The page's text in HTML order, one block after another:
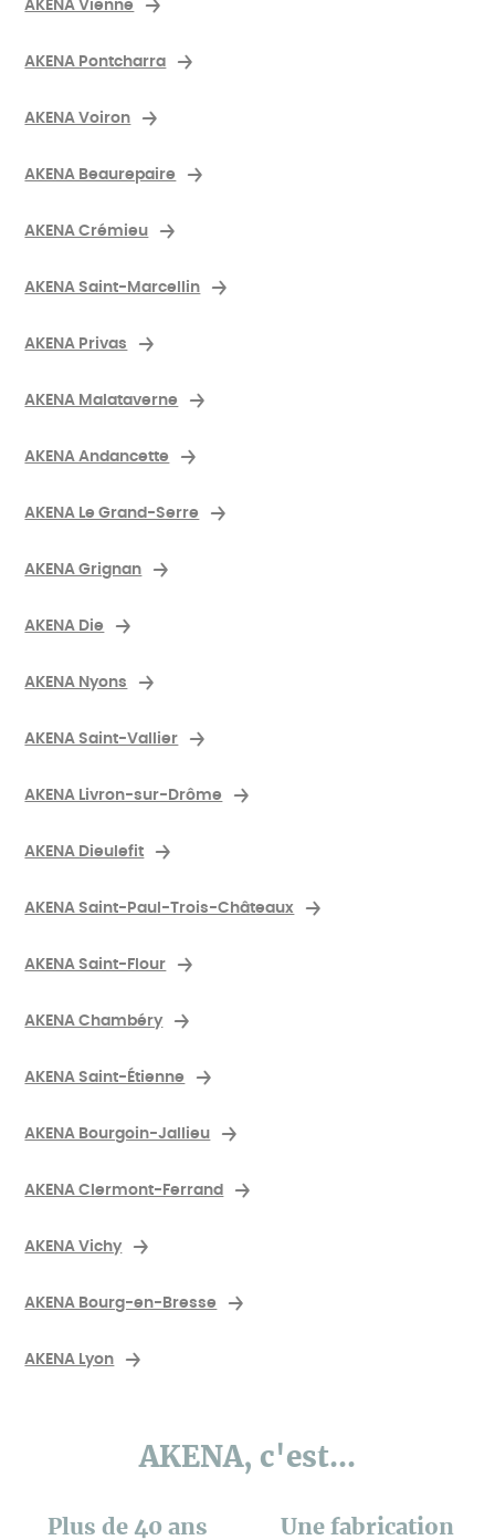
AKENA Vienne
AKENA Pontcharra
AKENA Voiron
AKENA Beaurepaire
AKENA Crémieu
AKENA Saint-Marcellin
AKENA Privas
AKENA Malataverne
AKENA Andancette
AKENA Le Grand-Serre
AKENA Grignan
AKENA Die
AKENA Nyons
AKENA Saint-Vallier
AKENA Livron-sur-Drôme
AKENA Dieulefit
AKENA Saint-Paul-Trois-Châteaux
AKENA Saint-Flour
AKENA Chambéry
AKENA Saint-Étienne
AKENA Bourgoin-Jallieu
AKENA Clermont-Ferrand
AKENA Vichy
AKENA Bourg-en-Bresse
AKENA Lyon
AKENA, c'est...
Plus de 40 ans
Une fabrication